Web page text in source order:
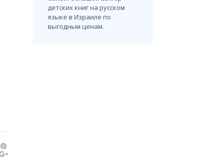
детских книг на русском
языке в Израиле по
выгодным ценам.